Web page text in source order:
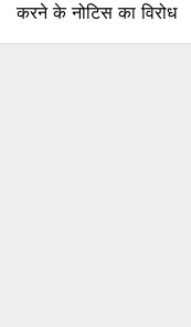
करने के नोटिस का विरोध